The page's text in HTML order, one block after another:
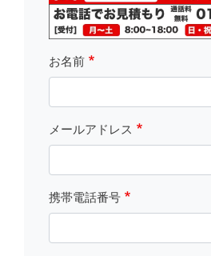
お名前
メールアドレス
携帯電話番号